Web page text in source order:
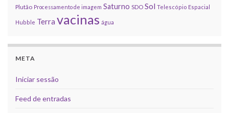
Plutão Processamento de imagem Saturno SDO Sol Telescópio Espacial
Hubble Terra vacinas água
META
Iniciar sessão
Feed de entradas